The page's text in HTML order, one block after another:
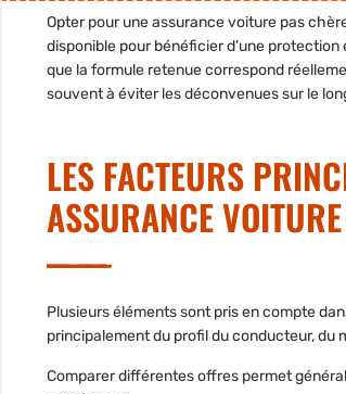
Opter pour uneassurance voiture pas
disponible pour bénéficier d’une
que la formule retenue correspond
souvent à éviter les déconvenues sur le
LES FACTEURS
ASSURANCE VOITURE
Plusieurs éléments sont pris en compte
principalement du profil du conducteur, du
Comparer différentes offres permet